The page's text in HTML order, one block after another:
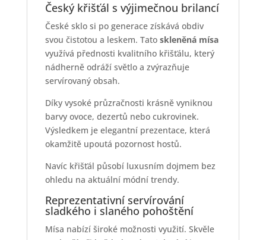
Český křišťál s výjimečnou brilancí
České sklo si po generace získává obdiv
svou čistotou a leskem. Tato skleněná mísa
využívá přednosti kvalitního křišťálu, který
nádherně odráží světlo a zvýrazňuje
servírovaný obsah.
Díky vysoké průzračnosti krásně vyniknou
barvy ovoce, dezertů nebo cukrovinek.
Výsledkem je elegantní prezentace, která
okamžitě upoutá pozornost hostů.
Navíc křišťál působí luxusním dojmem bez
ohledu na aktuální módní trendy.
Reprezentativní servírování
sladkého i slaného pohoštění
Mísa nabízí široké možnosti využití. Skvěle